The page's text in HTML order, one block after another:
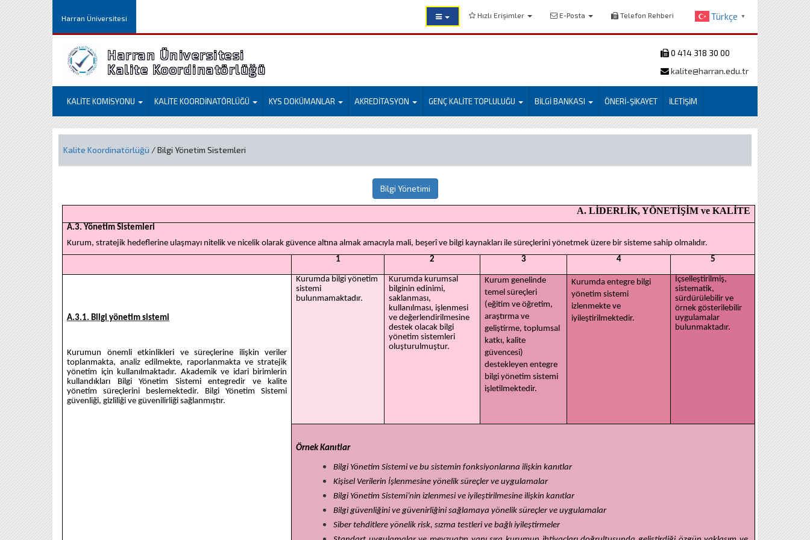
Harran Üniversitesi Hızlı Erişimler E-Posta Telefon Rehberi Türkçe ▼
Harran Üniversitesi
Kalite Koordinatörlüğü
0 414 318 30 00
kalite@harran.edu.tr
KALİTE KOMİSYONU KALİTE KOORDİNATÖRLÜĞÜ KYS DOKÜMANLAR AKREDİTASYON GENÇ KALİTE TOPLULUĞU BİLGİ BANKASI ÖNERİ-ŞİKAYET İLETİŞİM
Kalite Koordinatörlüğü / Bilgi Yönetim Sistemleri
Bilgi Yönetimi
A. LİDERLİK, YÖNETİŞİM ve KALİTE
A.3. Yönetim Sistemleri
Kurum, stratejik hedeflerine ulaşmayı nitelik ve nicelik olarak güvence altına almak amacıyla mali, beşerî ve bilgi kaynakları ile süreçlerini yönetmek üzere bir sisteme sahip olmalıdır.
1
2 3 4 5
A.3.1. Bilgi yönetim sistemi
Kurumun önemli etkinlikleri ve süreçlerine ilişkin veriler
toplanmakta, analiz edilmekte, raporlanmakta ve stratejik
yönetim için kullanılmaktadır. Akademik ve idari birimlerin
kullandıkları Bilgi Yönetim Sistemi entegredir ve kalite
yönetim süreçlerini beslemektedir. Bilgi Yönetim Sistemi
güvenliği, gizliliği ve güvenilirliği sağlanmıştır.
Kurumda bilgi yönetim
sistemi
bulunmamaktadır.
Kurumda kurumsal
bilginin edinimi,
saklanması,
kullanılması, işlenmesi
ve değerlendirilmesine
destek olacak bilgi
yönetim sistemleri
oluşturulmuştur.
Kurum genelinde
temel süreçleri
(eğitim ve öğretim,
araştırma ve
geliştirme, toplumsal
katkı, kalite
güvencesi)
destekleyen entegre
bilgi yönetim sistemi
işletilmektedir.
Kurumda entegre bilgi
yönetim sistemi
izlenmekte ve
iyileştirilmektedir.
İçselleştirilmiş,
sistematik,
sürdürülebilir ve
örnek gösterilebilir
uygulamalar
bulunmaktadır.
Örnek Kanıtlar
Bilgi Yönetim Sistemi ve bu sistemin fonksiyonlarına ilişkin kanıtlar
Kişisel Verilerin İşlenmesine yönelik süreçler ve uygulamalar
Bilgi Yönetim Sistemi’nin izlenmesi ve iyileştirilmesine ilişkin kanıtlar
Bilgi güvenliğini ve güvenirliğini sağlamaya yönelik süreçler ve uygulamalar
Siber tehditlere yönelik risk, sızma testleri ve bağlı iyileştirmeler